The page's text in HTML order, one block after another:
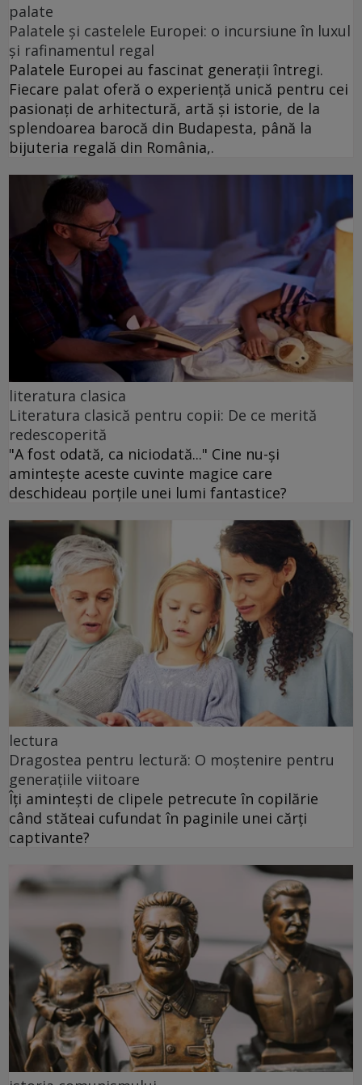
palate
Palatele și castelele Europei: o incursiune în luxul
și rafinamentul regal
Palatele Europei au fascinat generații întregi.
Fiecare palat oferă o experiență unică pentru cei
pasionați de arhitectură, artă și istorie, de la
splendoarea barocă din Budapesta, până la
bijuteria regală din România,.
literatura clasica
Literatura clasică pentru copii: De ce merită
redescoperită
"A fost odată, ca niciodată..." Cine nu-și
amintește aceste cuvinte magice care
deschideau porțile unei lumi fantastice?
lectura
Dragostea pentru lectură: O moștenire pentru
generațiile viitoare
Îți amintești de clipele petrecute în copilărie
când stăteai cufundat în paginile unei cărți
captivante?